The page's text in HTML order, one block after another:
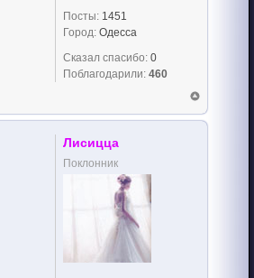
Посты: 1451
Город: Одесса
Сказал спасибо: 0
Поблагодарили: 460
Лисицца
Поклонник